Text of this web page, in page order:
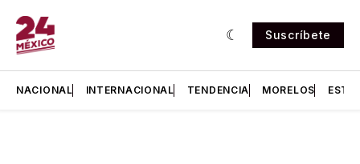
Suscríbete
NACIONAL INTERNACIONAL TENDENCIA MORELOS